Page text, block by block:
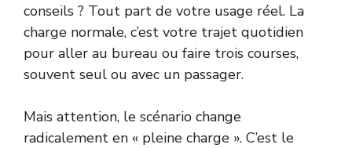
conseils ? Tout part de votre usage réel. La
charge normale, c’est votre trajet quotidien
pour aller au bureau ou faire trois courses,
souvent seul ou avec un passager.
Mais attention, le scénario change
radicalement en « pleine charge ». C’est le